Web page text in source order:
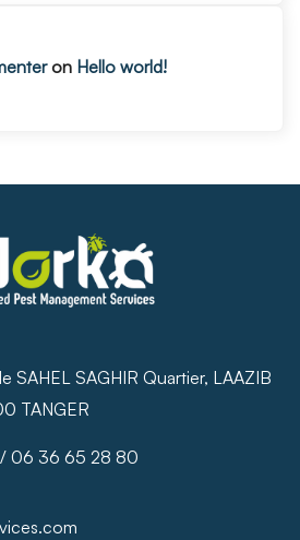
on Hello world!
SAHEL SAGHIR Quartier, LAAZIB
TANGER
06 36 65 28 80